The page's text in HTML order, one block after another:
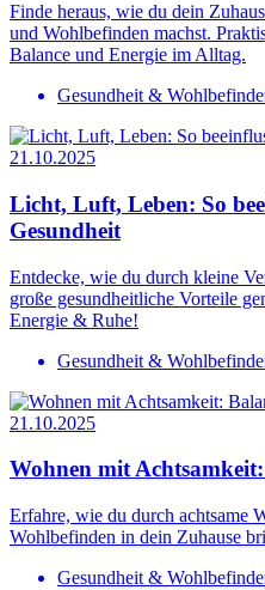
Finde heraus, wie du dein
und Wohlbefinden machst.
Balance und Energie im Alltag.
Gesundheit &
21.10.2025
Licht, Luft, Leben: So
Gesundheit
Entdecke, wie du durch kleine
große gesundheitliche Vorteile
Energie & Ruhe!
Gesundheit &
21.10.2025
Wohnen mit
Erfahre, wie du durch achtsame
Wohlbefinden in dein Zuhause
Gesundheit &